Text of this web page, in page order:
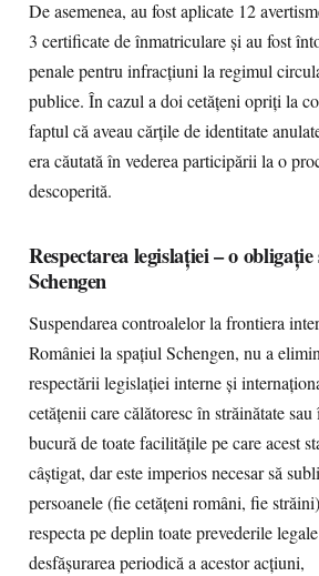
De asemenea, au fost aplicate 12
3 certificate de înmatriculare și au fost
penale pentru infracțiuni la regimul
publice. În cazul a doi cetățeni opriți la
faptul că aveau cărțile de identitate
era căutată în vederea participării la o
descoperită.
Respectarea legislației – o
Schengen
Suspendarea controalelor la frontiera
României la spațiul Schengen, nu a
respectării legislației interne și
cetățenii care călătoresc în străinătate sau
bucură de toate facilitățile pe care acest
câștigat, dar este imperios necesar să
persoanele (fie cetățeni români, fie
respecta pe deplin toate prevederile
desfășurarea periodică a acestor acțiuni,